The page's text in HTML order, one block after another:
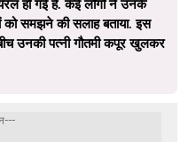
हो गई है. कई लोगों ने उनके
को समझने की सलाह बताया. इस
उनकी पत्नी गौतमी कपूर खुलकर